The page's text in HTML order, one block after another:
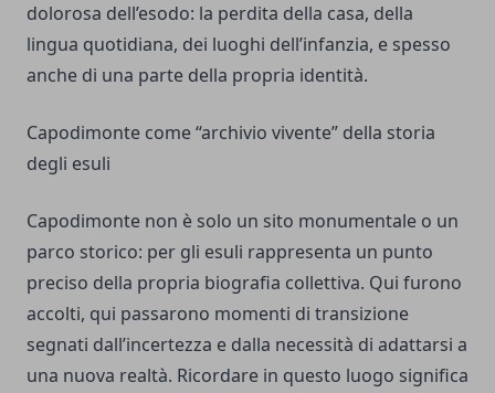
dolorosa dell’esodo: la perdita della casa, della
lingua quotidiana, dei luoghi dell’infanzia, e spesso
anche di una parte della propria identità.
Capodimonte come “archivio vivente” della storia
degli esuli
Capodimonte non è solo un sito monumentale o un
parco storico: per gli esuli rappresenta un punto
preciso della propria biografia collettiva. Qui furono
accolti, qui passarono momenti di transizione
segnati dall’incertezza e dalla necessità di adattarsi a
una nuova realtà. Ricordare in questo luogo significa